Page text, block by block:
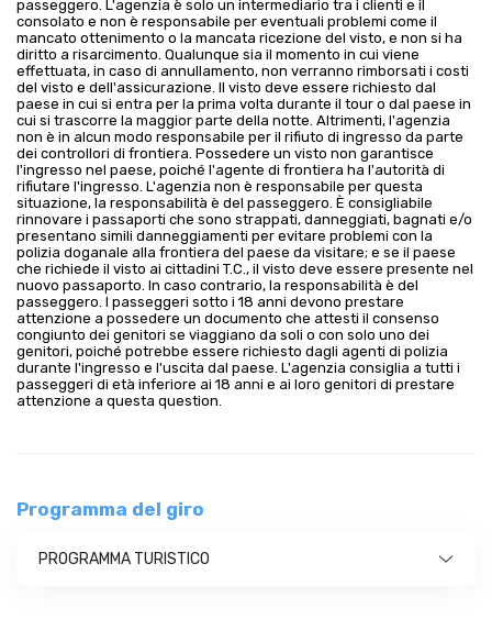
passeggero. L'agenzia è solo un intermediario tra i clienti e il
consolato e non è responsabile per eventuali problemi come il
mancato ottenimento o la mancata ricezione del visto, e non si ha
diritto a risarcimento. Qualunque sia il momento in cui viene
effettuata, in caso di annullamento, non verranno rimborsati i costi
del visto e dell'assicurazione. Il visto deve essere richiesto dal
paese in cui si entra per la prima volta durante il tour o dal paese in
cui si trascorre la maggior parte della notte. Altrimenti, l'agenzia
non è in alcun modo responsabile per il rifiuto di ingresso da parte
dei controllori di frontiera. Possedere un visto non garantisce
l'ingresso nel paese, poiché l'agente di frontiera ha l'autorità di
rifiutare l'ingresso. L'agenzia non è responsabile per questa
situazione, la responsabilità è del passeggero. È consigliabile
rinnovare i passaporti che sono strappati, danneggiati, bagnati e/o
presentano simili danneggiamenti per evitare problemi con la
polizia doganale alla frontiera del paese da visitare; e se il paese
che richiede il visto ai cittadini T.C., il visto deve essere presente nel
nuovo passaporto. In caso contrario, la responsabilità è del
passeggero. I passeggeri sotto i 18 anni devono prestare
attenzione a possedere un documento che attesti il consenso
congiunto dei genitori se viaggiano da soli o con solo uno dei
genitori, poiché potrebbe essere richiesto dagli agenti di polizia
durante l'ingresso e l'uscita dal paese. L'agenzia consiglia a tutti i
passeggeri di età inferiore ai 18 anni e ai loro genitori di prestare
attenzione a questa question.
Programma del giro
PROGRAMMA TURISTICO